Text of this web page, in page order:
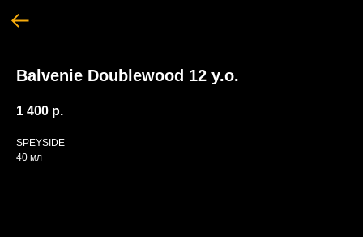
Balvenie Doublewood 12 y.o.
1 400 р.
SPEYSIDE
40 мл